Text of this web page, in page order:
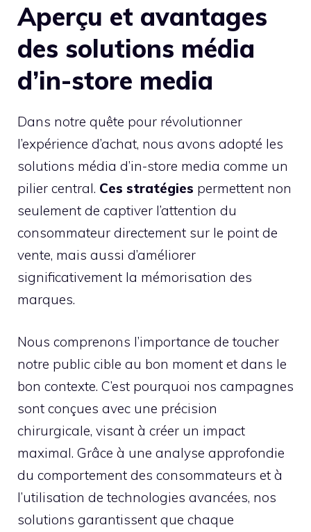
Aperçu et avantages
des solutions média
d’in-store media
Dans notre quête pour révolutionner
l’expérience d’achat, nous avons adopté les
solutions média d’in-store media comme un
pilier central. Ces stratégies permettent non
seulement de captiver l’attention du
consommateur directement sur le point de
vente, mais aussi d’améliorer
significativement la mémorisation des
marques.
Nous comprenons l’importance de toucher
notre public cible au bon moment et dans le
bon contexte. C’est pourquoi nos campagnes
sont conçues avec une précision
chirurgicale, visant à créer un impact
maximal. Grâce à une analyse approfondie
du comportement des consommateurs et à
l’utilisation de technologies avancées, nos
solutions garantissent que chaque